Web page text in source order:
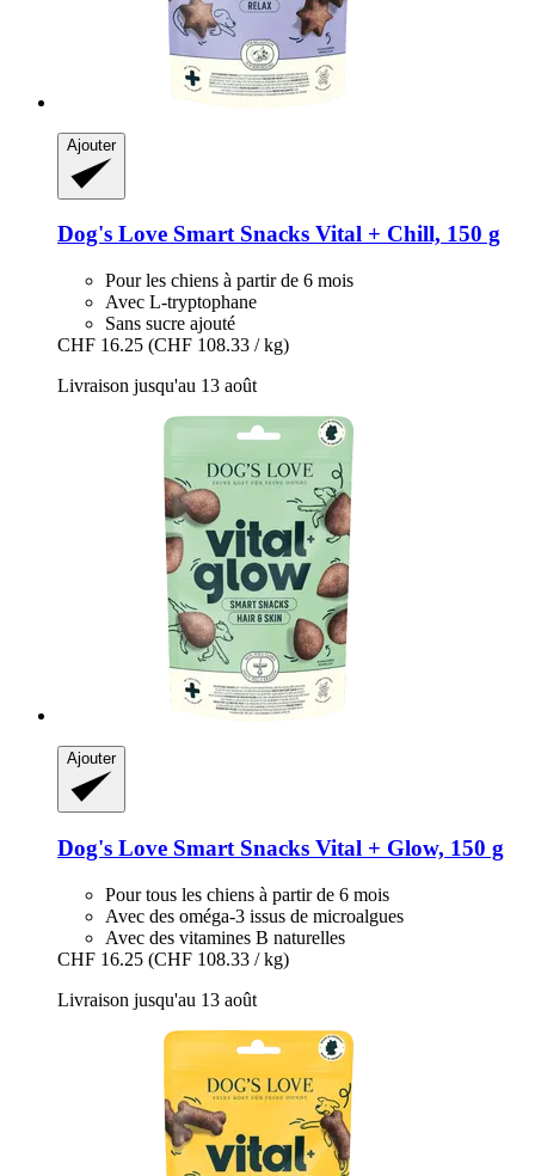
Ajouter
Dog's Love Smart Snacks Vital + Chill, 150 g
Pour les chiens à partir de 6 mois
Avec L-tryptophane
Sans sucre ajouté
CHF 16.25 (CHF 108.33 / kg)
Livraison jusqu'au 13 août
Ajouter
Dog's Love Smart Snacks Vital + Glow, 150 g
Pour tous les chiens à partir de 6 mois
Avec des oméga-3 issus de microalgues
Avec des vitamines B naturelles
CHF 16.25 (CHF 108.33 / kg)
Livraison jusqu'au 13 août